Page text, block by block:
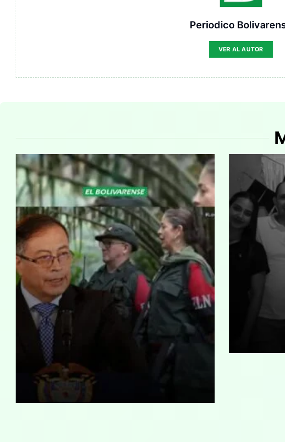
Periodico
VER AL AUTOR